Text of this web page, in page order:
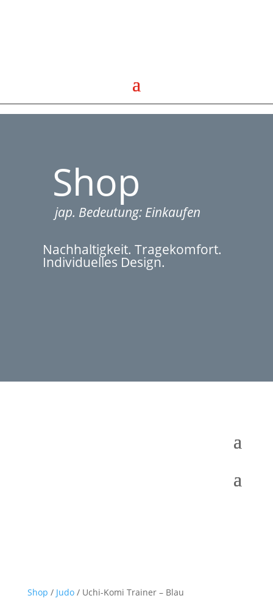
Shop
jap. Bedeutung: Einkaufen
Nachhaltigkeit. Tragekomfort.
Individuelles Design.
Shop / Judo/ Uchi-Komi Trainer – Blau